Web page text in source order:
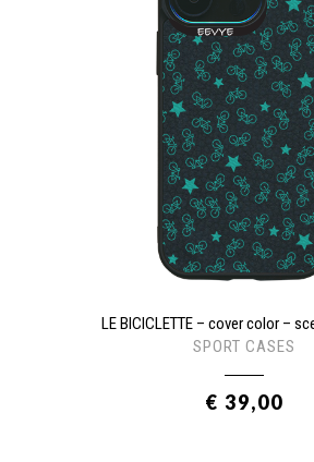
LE BICICLETTE – cover color –
SPORT CASES
€ 39,00